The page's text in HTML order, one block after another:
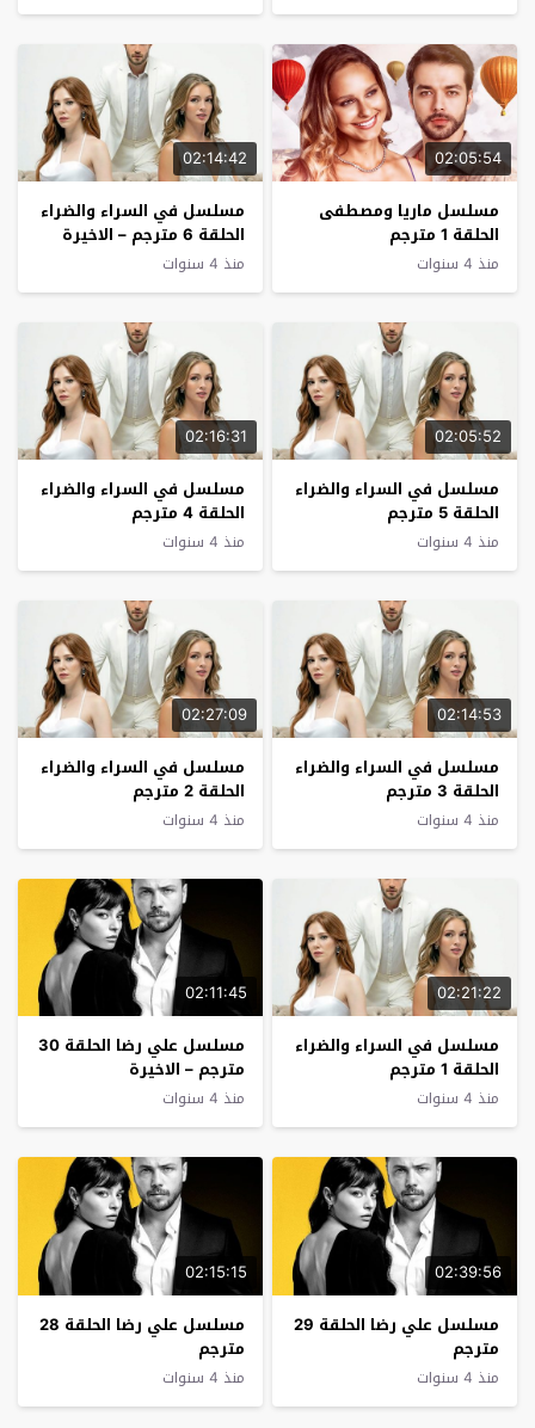
02:05:54
مسلسل ماريا ومصطفى
الحلقة 1 مترجم
منذ 4 سنوات
02:14:42
مسلسل في السراء والضراء
الحلقة 6 مترجم – الاخيرة
منذ 4 سنوات
02:05:52
مسلسل في السراء والضراء
الحلقة 5 مترجم
منذ 4 سنوات
02:16:31
مسلسل في السراء والضراء
الحلقة 4 مترجم
منذ 4 سنوات
02:14:53
مسلسل في السراء والضراء
الحلقة 3 مترجم
منذ 4 سنوات
02:27:09
مسلسل في السراء والضراء
الحلقة 2 مترجم
منذ 4 سنوات
02:21:22
مسلسل في السراء والضراء
الحلقة 1 مترجم
منذ 4 سنوات
02:11:45
مسلسل علي رضا الحلقة 30
مترجم – الاخيرة
منذ 4 سنوات
02:39:56
مسلسل علي رضا الحلقة 29
مترجم
منذ 4 سنوات
02:15:15
مسلسل علي رضا الحلقة 28
مترجم
منذ 4 سنوات